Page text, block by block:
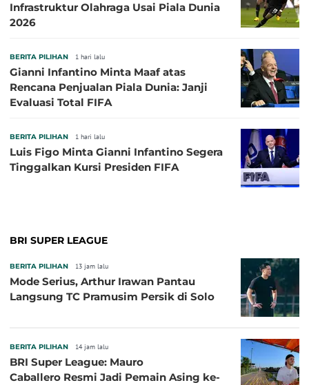
Infrastruktur Olahraga Usai Piala Dunia
2026
BERITA PILIHAN 1 hari lalu
Gianni Infantino Minta Maaf atas
Rencana Penjualan Piala Dunia: Janji
Evaluasi Total FIFA
BERITA PILIHAN 1 hari lalu
Luis Figo Minta Gianni Infantino Segera
Tinggalkan Kursi Presiden FIFA
BRI SUPER LEAGUE
BERITA PILIHAN 13 jam lalu
Mode Serius, Arthur Irawan Pantau
Langsung TC Pramusim Persik di Solo
BERITA PILIHAN 14 jam lalu
BRI Super League: Mauro
Caballero Resmi Jadi Pemain Asing ke-